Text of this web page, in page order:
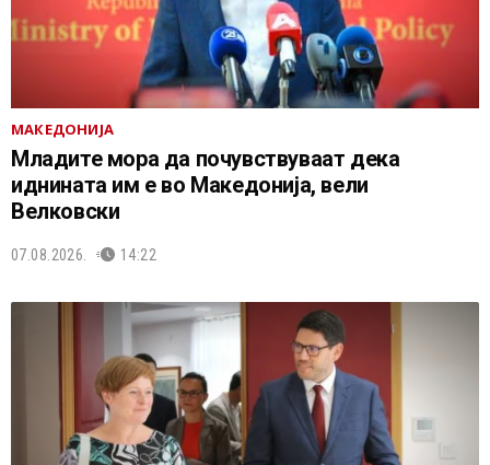
МАКЕДОНИЈА
Младите мора да почувствуваат дека
иднината им е во Македонија, вели
Велковски
07.08.2026. 14:22